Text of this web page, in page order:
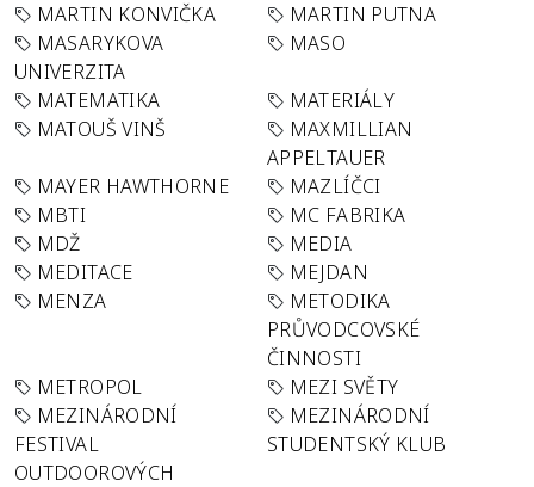
MARTIN KONVIČKA
MARTIN PUTNA
MASARYKOVA
UNIVERZITA
MASO
MATEMATIKA
MATERIÁLY
MATOUŠ VINŠ
MAXMILLIAN
APPELTAUER
MAYER HAWTHORNE
MAZLÍČCI
MBTI
MC FABRIKA
MDŽ
MEDIA
MEDITACE
MEJDAN
MENZA
METODIKA
PRŮVODCOVSKÉ
ČINNOSTI
METROPOL
MEZI SVĚTY
MEZINÁRODNÍ
FESTIVAL
OUTDOOROVÝCH
MEZINÁRODNÍ
STUDENTSKÝ KLUB